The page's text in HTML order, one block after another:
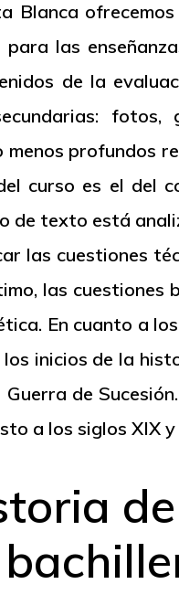
Blanca
las
de la
menos profundos
curso es el del
de texto está
las cuestiones
las cuestiones
En cuanto a
inicios de la
de
a los siglos XIX y